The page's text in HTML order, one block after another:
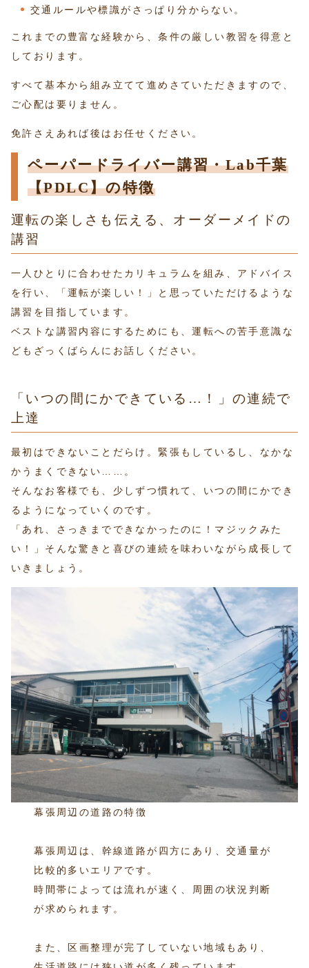
交通ルールや標識がさっぱり分からない。
これまでの豊富な経験から、条件の厳しい教習を得意と
しております。
すべて基本から組み立てて進めさていただきますので、
ご心配は要りません。
免許さえあれば後はお任せください。
ペーパードライバー講習・Lab千葉
【PDLC】の特徴
運転の楽しさも伝える、オーダーメイドの
講習
一人ひとりに合わせたカリキュラムを組み、アドバイス
を行い、「運転が楽しい！」と思っていただけるような
講習を目指しています。
ベストな講習内容にするためにも、運転への苦手意識な
どもざっくばらんにお話しください。
「いつの間にかできている…！」の連続で
上達
最初はできないことだらけ。緊張もしているし、なかな
かうまくできない……。
そんなお客様でも、少しずつ慣れて、いつの間にかでき
るようになっていくのです。
「あれ、さっきまでできなかったのに！マジックみた
い！」そんな驚きと喜びの連続を味わいながら成長して
いきましょう。
幕張周辺の道路の特徴
幕張周辺は、幹線道路が四方にあり、交通量が
比較的多いエリアです。
時間帯によっては流れが速く、周囲の状況判断
が求められます。
また、区画整理が完了していない地域もあり、